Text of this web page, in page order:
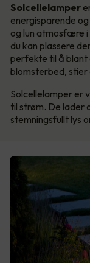
Solcellelamper
energisparende
og lun atmosfære i
du kan plassere
perfekte til å blant
blomsterbed, stier
Solcellelamper er
til strøm. De lader
stemningsfullt lys